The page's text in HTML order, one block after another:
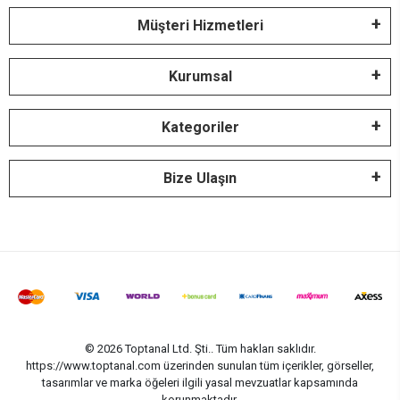
Müşteri Hizmetleri
Kurumsal
Kategoriler
Bize Ulaşın
© 2026 Toptanal Ltd. Şti.. Tüm hakları saklıdır.
https://www.toptanal.com üzerinden sunulan tüm içerikler, görseller,
tasarımlar ve marka öğeleri ilgili yasal mevzuatlar kapsamında